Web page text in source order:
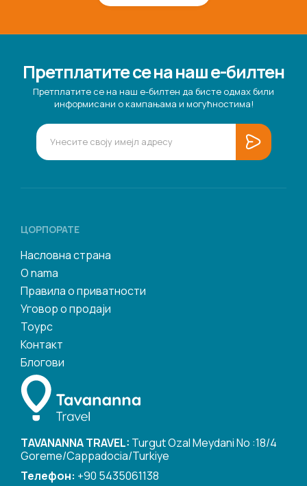
Претплатите се на наш е-билтен
Претплатите се на наш е-билтен да бисте одмах били
информисани о кампањама и могућностима!
ЦОРПОРАТЕ
Насловна страна
O nama
Правила о приватности
Уговор о продаји
Тоурс
Контакт
Блогови
TAVANANNA TRAVEL: Turgut Ozal Meydani No :18/4
Goreme/Cappadocia/Turkiye
Телефон: +90 5435061138